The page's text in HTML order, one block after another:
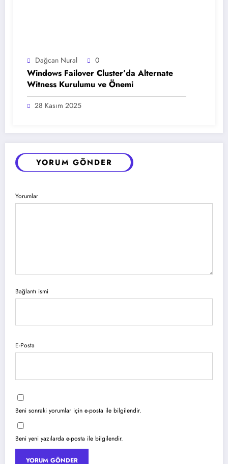
Dağcan Nural 0
Windows Failover Cluster’da Alternate
Witness Kurulumu ve Önemi
28 Kasım 2025
YORUM GÖNDER
Yorumlar
Bağlantı ismi
E-Posta
Beni sonraki yorumlar için e-posta ile bilgilendir.
Beni yeni yazılarda e-posta ile bilgilendir.